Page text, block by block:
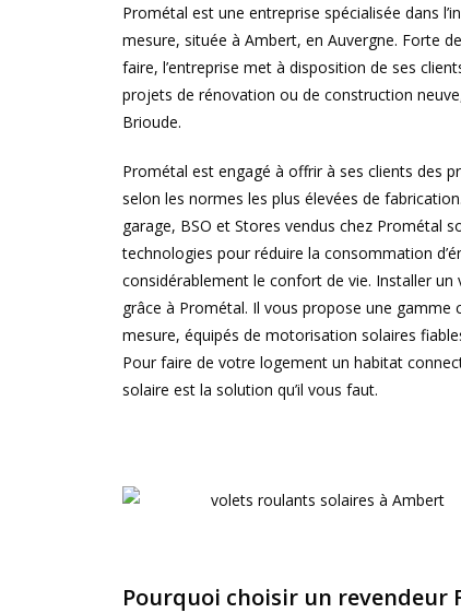
Prométal est une entreprise spécialisée dans
mesure, située à Ambert, en Auvergne. Forte
faire, l’entreprise met à disposition de ses
projets de rénovation ou de construction
Brioude.
Prométal est engagé à offrir à ses clients des
selon les normes les plus élevées de
garage, BSO et Stores vendus chez Prométal
technologies pour réduire la consommation
considérablement le confort de vie. Installer un
grâce à Prométal. Il vous propose une
mesure, équipés de motorisation solaires
Pour faire de votre logement un habitat
solaire est la solution qu’il vous faut.
Pourquoi choisir un revendeur